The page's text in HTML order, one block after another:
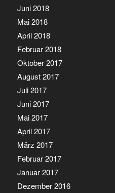
Juni 2018
Mai 2018
April 2018
Februar 2018
Oktober 2017
August 2017
Juli 2017
Juni 2017
Mai 2017
April 2017
März 2017
Februar 2017
Januar 2017
Dezember 2016